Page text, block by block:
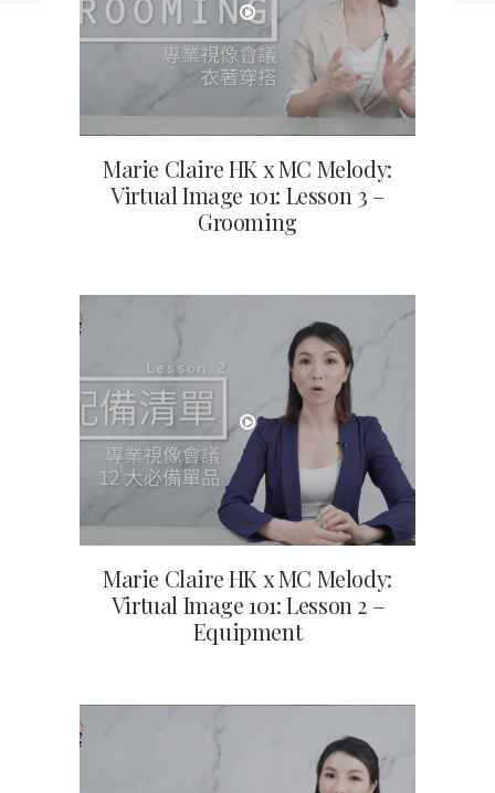
CN
Marie Claire HK x MC Melody:
Virtual Image 101: Lesson 3 –
Grooming
Marie Claire HK x MC Melody:
Virtual Image 101: Lesson 2 –
Equipment